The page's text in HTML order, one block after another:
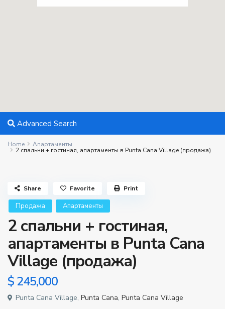
Advanced Search
Home Апартаменты
2 спальни + гостиная, апартаменты в Punta Cana Village (продажа)
Продажа Апартаменты
2 спальни + гостиная,
апартаменты в Punta Cana
Village (продажа)
$ 245,000
Punta Cana Village, Punta Cana, Punta Cana Village
Share Favorite Print